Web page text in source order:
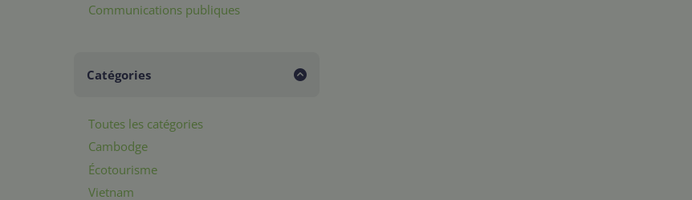
Communications publiques
Catégories
Toutes les catégories
Cambodge
Écotourisme
Vietnam